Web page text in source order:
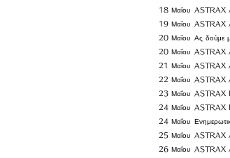
18 Μαΐου
ASTRAX
19 Μαΐου
ASTRAX
20 Μαΐου Ας δούμε
20 Μαΐου
ASTRAX
21 Μαΐου
ASTRAX
22 Μαΐου
ASTRAX
23 Μαΐου
ASTRAX
24 Μαΐου
ASTRAX
24 Μαΐου
25 Μαΐου
ASTRAX
26 Μαΐου
ASTRAX